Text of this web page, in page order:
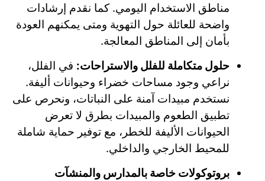
مناطق الاستخدام اليومي. كما نقدم إرشادات
واضحة للعائلة حول التهوية ومتى يمكنهم العودة
بأمان إلى المناطق المعالجة.
حلول متكاملة للفلل والاستراحات: في الفلل،
نراعي وجود مساحات خضراء وحيوانات أليفة.
نستخدم مبيدات آمنة على النباتات، ونحرص على
تطبيق الطعوم والمبيدات بطرق لا تعرض
الحيوانات الأليفة للخطر، مع توفير حماية شاملة
للمحيط الخارجي والداخلي.
بروتوكولات خاصة بالمدارس والمنشآت